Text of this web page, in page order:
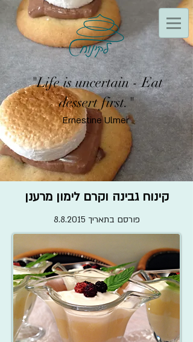
"Life is uncertain - Eat
dessert first."
Ernestine Ulmer
קינוח גבינה וקרם לימון מרענן
פורסם בתאריך 8.8.2015